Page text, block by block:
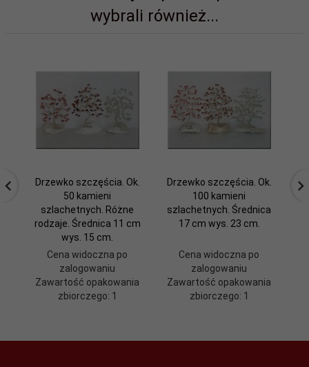
wybrali również...
Drzewko szczęścia. Ok.
50 kamieni
szlachetnych. Różne
rodzaje. Średnica 11 cm
wys. 15 cm.
Cena widoczna po
zalogowaniu
Zawartość opakowania
zbiorczego: 1
Drzewko szczęścia. Ok.
100 kamieni
szlachetnych. Średnica
17 cm wys. 23 cm.
Cena widoczna po
zalogowaniu
Zawartość opakowania
zbiorczego: 1